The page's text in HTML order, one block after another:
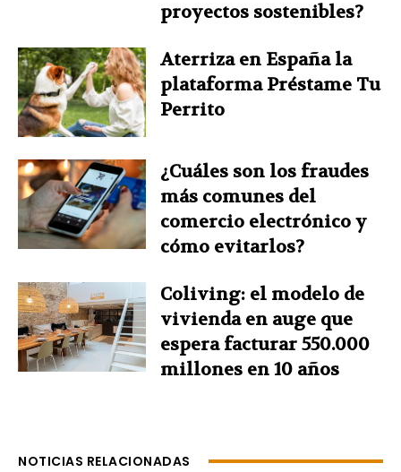
proyectos sostenibles?
Aterriza en España la
plataforma Préstame Tu
Perrito
¿Cuáles son los fraudes
más comunes del
comercio electrónico y
cómo evitarlos?
Coliving: el modelo de
vivienda en auge que
espera facturar 550.000
millones en 10 años
NOTICIAS RELACIONADAS